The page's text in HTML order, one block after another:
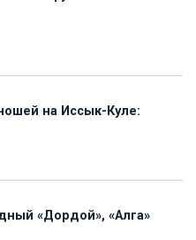
на Иссык-Куле:
«Дордой», «Алга»